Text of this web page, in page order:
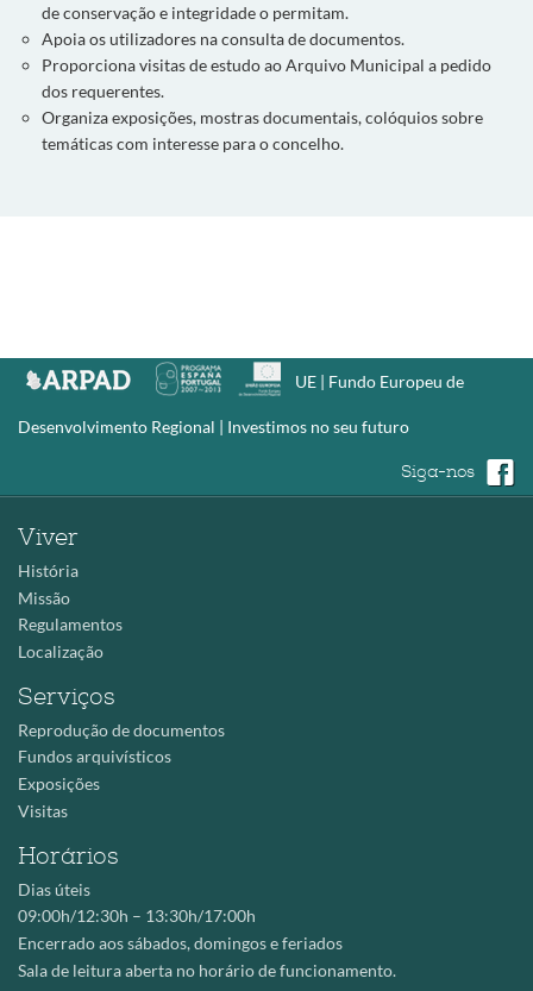
de conservação e integridade o permitam.
Apoia os utilizadores na consulta de documentos.
Proporciona visitas de estudo ao Arquivo Municipal a pedido
dos requerentes.
Organiza exposições, mostras documentais, colóquios sobre
temáticas com interesse para o concelho.
UE | Fundo Europeu de
Desenvolvimento Regional | Investimos no seu futuro
Siga-nos
Viver
História
Missão
Regulamentos
Localização
Serviços
Reprodução de documentos
Fundos arquivísticos
Exposições
Visitas
Horários
Dias úteis
09:00h/12:30h – 13:30h/17:00h
Encerrado aos sábados, domingos e feriados
Sala de leitura aberta no horário de funcionamento.